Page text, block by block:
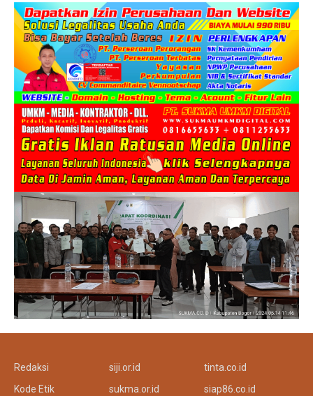
Redaksi
Kode Etik
siji.or.id
sukma.or.id
tinta.co.id
siap86.co.id